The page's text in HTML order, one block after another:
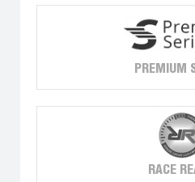
PREMIUM
RACE